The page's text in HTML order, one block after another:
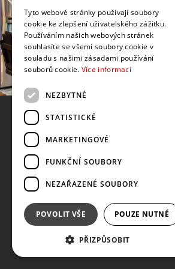
Tyto webové stránky používají soubory
cookie ke zlepšení uživatelského zážitku.
Používáním našich webových stránek
souhlasíte se všemi soubory cookie v
souladu s našimi zásadami používání
souborů cookie. Více informací
NEZBYTNÉ
STATISTICKÉ
MARKETINGOVÉ
FUNKČNÍ SOUBORY
NEZAŘAZENÉ SOUBORY
POVOLIT VŠE POUZE NUTNÉ
PŘIZPŮSOBIT